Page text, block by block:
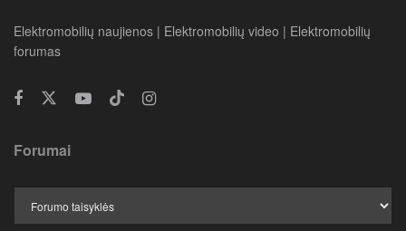
Elektromobilių naujienos | Elektromobilių video | Elektromobilių
forumas
Forumai